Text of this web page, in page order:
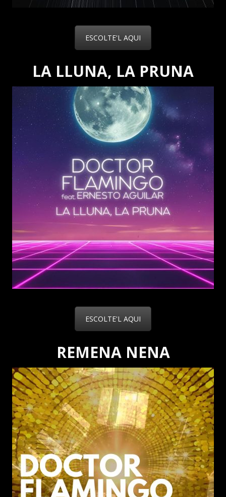
ESCOLTE'L AQUI
LA LLUNA, LA PRUNA
ESCOLTE'L AQUI
REMENA NENA